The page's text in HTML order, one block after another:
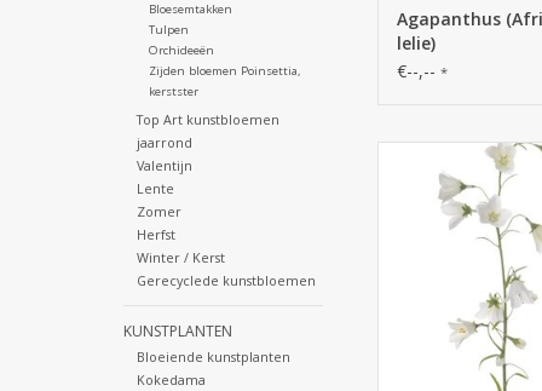
Bloesemtakken
Tulpen
Orchideeën
Zijden bloemen Poinsettia,
kerstster
Top Art kunstbloemen
jaarrond
Valentijn
Lente
Zomer
Herfst
Winter / Kerst
Gerecyclede kunstbloemen
KUNSTPLANTEN
Bloeiende kunstplanten
Kokedama
Agapanthus
lelie)
€--,-- *
130281WI -
(Klokjesbloem)
bloemen en 5